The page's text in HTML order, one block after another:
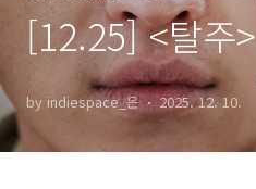
[12.25] <탈주
by indiespace_은 2025. 12. 10.